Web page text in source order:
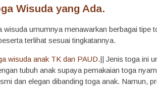
Wisuda yang Ada.
wisuda umumnya menawarkan berbagai tipe
terlihat sesuai tingkatannya.
wisuda anak TK dan PAUD.|| Jenis toga ini
tubuh anak supaya pemakaian toga
dan elegan dibanding toga anak. Namun,